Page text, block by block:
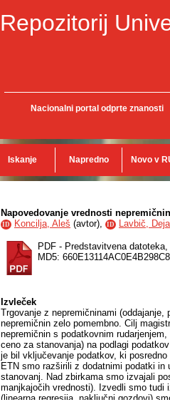
Repozitorij
Nacionalni portal odprte znanosti
Iskanje Napredno Novo v
Napovedovanje vrednosti
ID Koncilja, Aleš (avtor), ID Lavbič,
PDF - Predstavitvena datoteka,
MD5:
Izvleček
Trgovanje z nepremičninami
nepremičnin zelo pomembno. Cilj
nepremičnin s podatkovnim
ceno za stanovanja) na podlagi
je bil vključevanje podatkov, ki
ETN smo razširili z dodatnimi podatki
stanovanj. Nad zbirkama smo izvajali
manjkajočih vrednosti). Izvedli smo tudi
(linearna regresija, naključni gozdovi)